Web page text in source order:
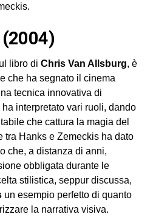
(2004)
libro di Chris Van Allsburg, è
che ha segnato il cinema
tecnica innovativa di
ha interpretato vari ruoli, dando
che cattura la magia del
tra Hanks e Zemeckis ha dato
che, a distanza di anni,
obbligata durante le
stilistica, seppur discussa,
un esempio perfetto di quanto
la narrativa visiva.